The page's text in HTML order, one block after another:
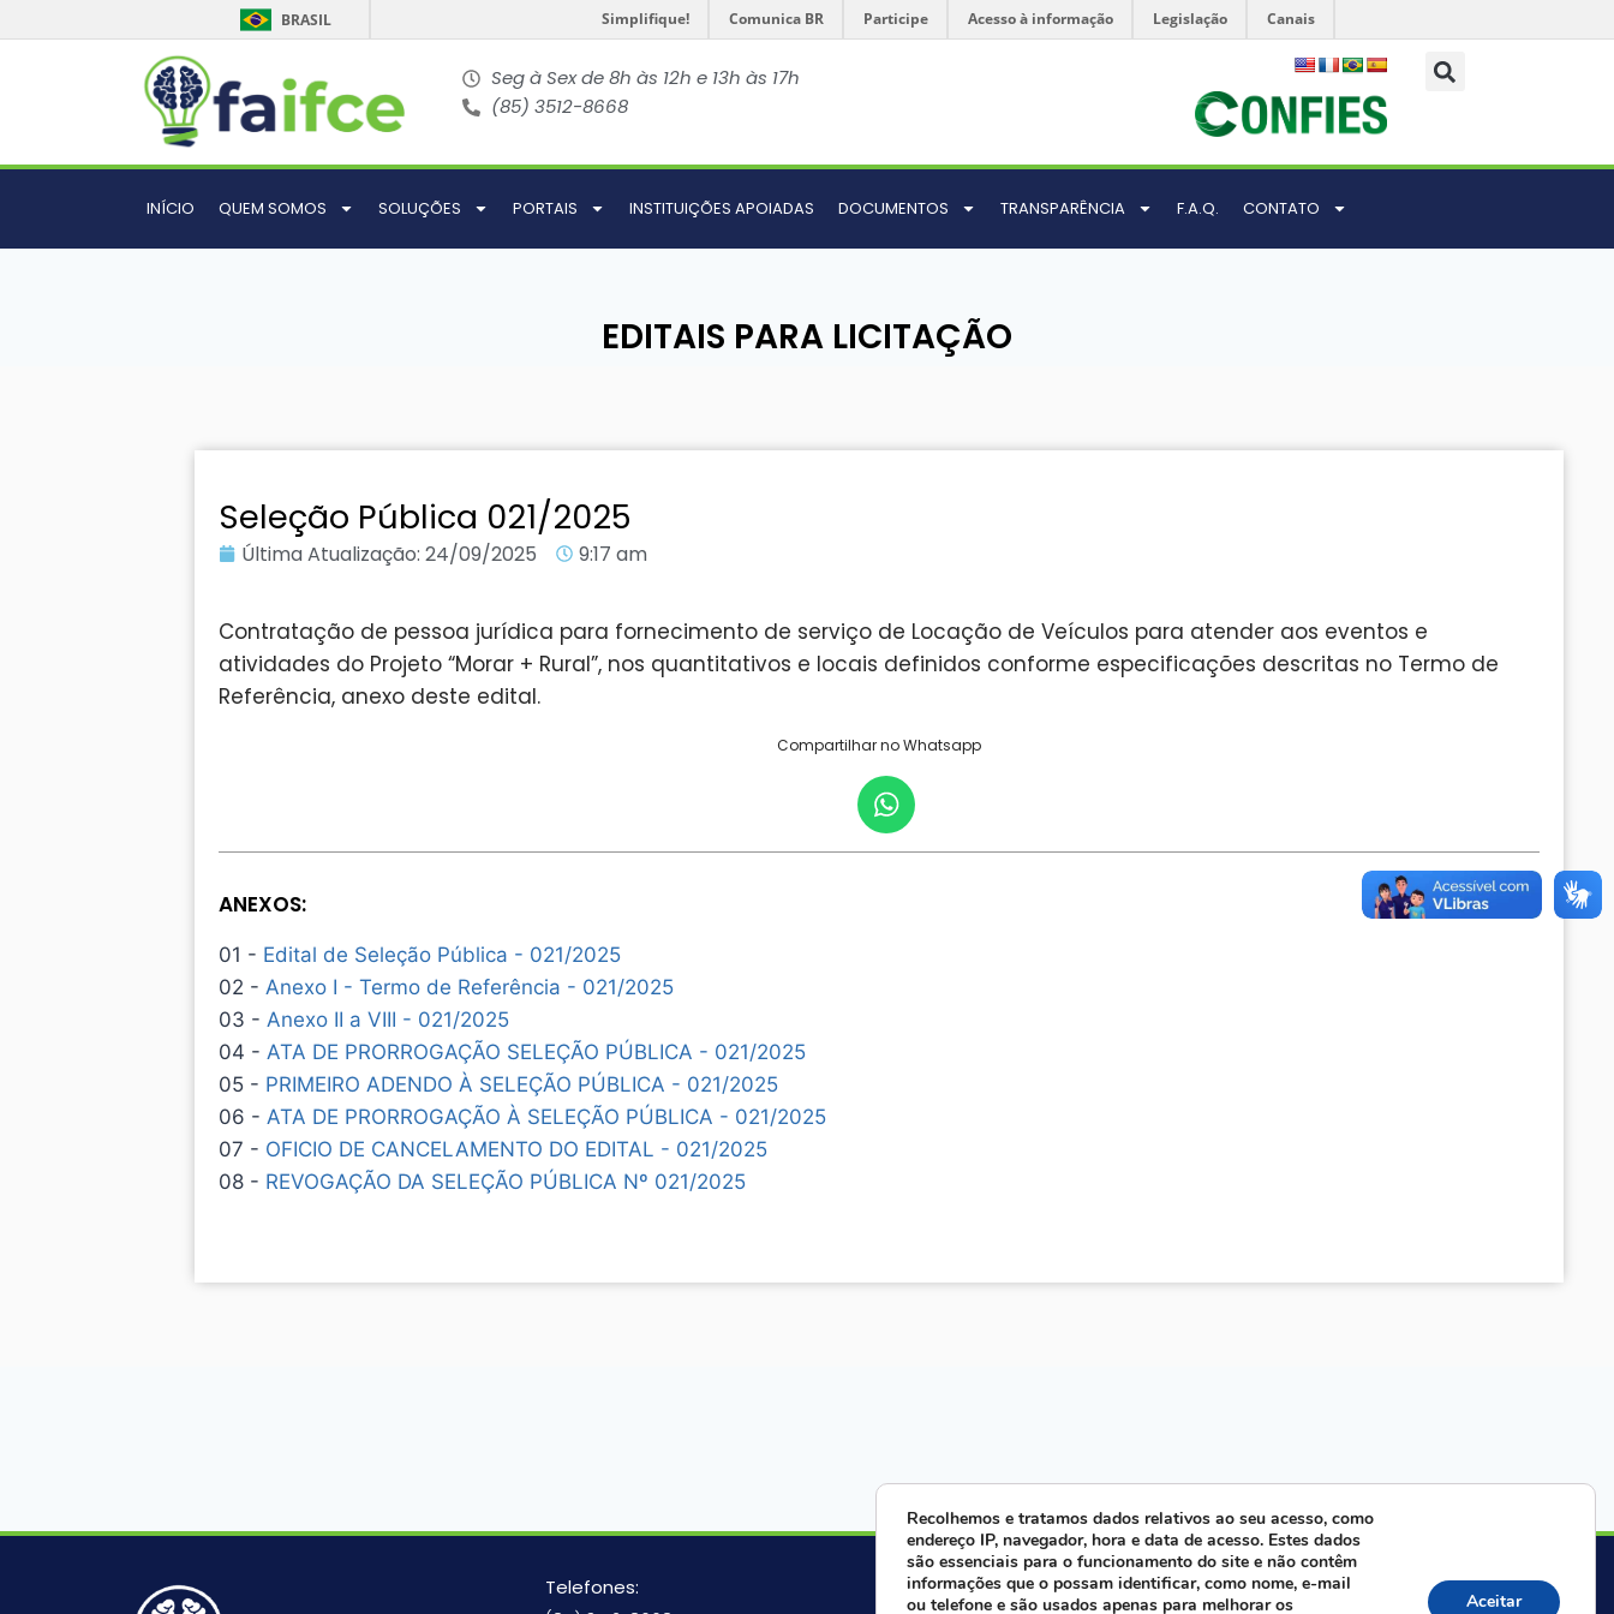
BRASIL Simplifique! Comunica BR Participe Acesso à informação Legislação Canais
Seg à Sex de 8h às 12h e 13h às 17h
(85) 3512-8668
INÍCIO QUEM SOMOS SOLUÇÕES PORTAIS INSTITUIÇÕES APOIADAS DOCUMENTOS TRANSPARÊNCIA F.A.Q. CONTATO
EDITAIS PARA LICITAÇÃO
Seleção Pública 021/2025
Última Atualização: 24/09/2025 9:17 am
Contratação de pessoa jurídica para fornecimento de serviço de Locação de Veículos para atender aos eventos e
atividades do Projeto “Morar + Rural”, nos quantitativos e locais definidos conforme especificações descritas no Termo de
Referência, anexo deste edital.
Compartilhar no Whatsapp
ANEXOS:
01 - Edital de Seleção Pública - 021/2025
02 - Anexo I - Termo de Referência - 021/2025
03 - Anexo II a VIII - 021/2025
04 - ATA DE PRORROGAÇÃO SELEÇÃO PÚBLICA - 021/2025
05 - PRIMEIRO ADENDO À SELEÇÃO PÚBLICA - 021/2025
06 - ATA DE PRORROGAÇÃO À SELEÇÃO PÚBLICA - 021/2025
07 - OFICIO DE CANCELAMENTO DO EDITAL - 021/2025
08 - REVOGAÇÃO DA SELEÇÃO PÚBLICA Nº 021/2025
Telefones: Fale agora com nossa equipe:
Recolhemos e tratamos dados relativos ao seu acesso, como
endereço IP, navegador, hora e data de acesso. Estes dados
são essenciais para o funcionamento do site e não contêm
informações que o possam identificar, como nome, e-mail
ou telefone e são usados apenas para melhorar os
Aceitar